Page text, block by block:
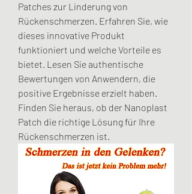
Patches zur Linderung von
Rückenschmerzen. Erfahren Sie, wie
dieses innovative Produkt
funktioniert und welche Vorteile es
bietet. Lesen Sie authentische
Bewertungen von Anwendern, die
positive Ergebnisse erzielt haben.
Finden Sie heraus, ob der Nanoplast
Patch die richtige Lösung für Ihre
Rückenschmerzen ist.